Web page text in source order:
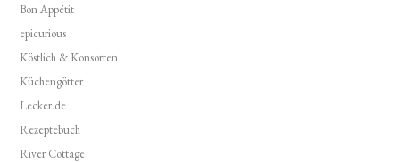
Bon Appétit
epicurious
Köstlich & Konsorten
Küchengötter
Lecker.de
Rezeptebuch
River Cottage